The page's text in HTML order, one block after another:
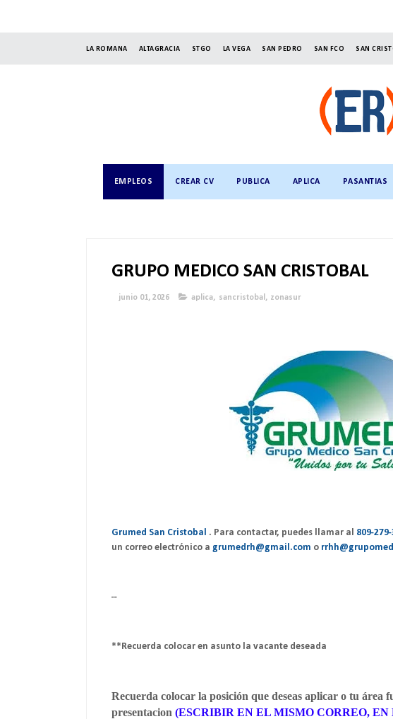
LA ROMANA ALTAGRACIA STGO LA VEGA SAN PEDRO SAN FCO SAN
EMPLEOS CREAR CV PUBLICA APLICA PASANTIAS
GRUPO MEDICO SAN CRISTOBAL
junio 01, 2026 aplica, sancristobal , zonasur
Grumed San Cristobal . Para contactar, puedes llamar al 809-
un correo electrónico a grumedrh@gmail.com o
--
**Recuerda colocar en asunto la vacante deseada
Recuerda colocar la posición que deseas aplicar o tu
presentacion (ESCRIBIR EN EL MISMO CORREO,